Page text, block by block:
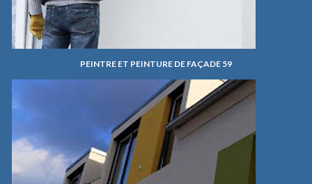
PEINTRE ET PEINTURE DE FAÇADE 59